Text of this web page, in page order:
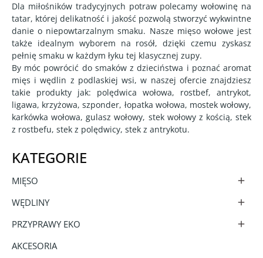
KATEGORIE
MIĘSO 
WĘDLINY 
PRZYPRAWY EKO 
AKCESORIA
Dla miłośników tradycyjnych potraw polecamy wołowinę na
tatar, której delikatność i jakość pozwolą stworzyć wykwintne
danie o niepowtarzalnym smaku. Nasze mięso wołowe jest
także idealnym wyborem na rosół, dzięki czemu zyskasz
pełnię smaku w każdym łyku tej klasycznej zupy.
By móc powrócić do smaków z dzieciństwa i poznać aromat
mięs i wędlin z podlaskiej wsi, w naszej ofercie znajdziesz
takie produkty jak: polędwica wołowa, rostbef, antrykot,
ligawa, krzyżowa, szponder, łopatka wołowa, mostek wołowy,
karkówka wołowa, gulasz wołowy, stek wołowy z kością, stek
z rostbefu, stek z polędwicy, stek z antrykotu.